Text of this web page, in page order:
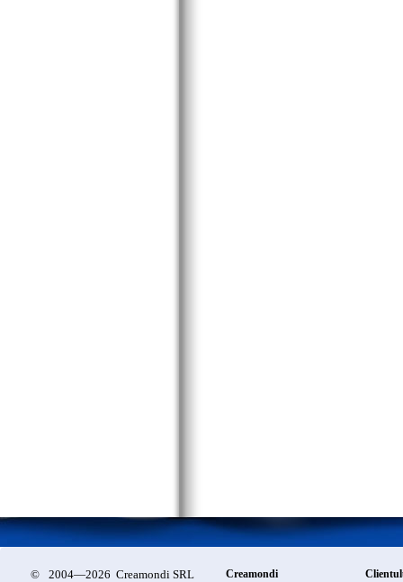
© 2004—2026 Creamondi SRL Creamondi